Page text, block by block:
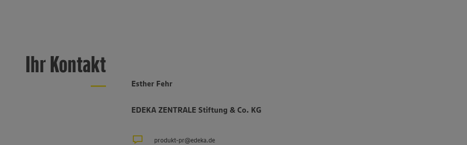
Ihr Kontakt
Esther Fehr
EDEKA ZENTRALE Stiftung & Co. KG
produkt-pr@edeka.de